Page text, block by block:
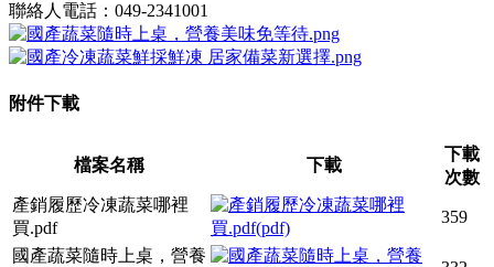
聯絡人電話：049-2341001
附件下載
檔案名稱 下載
下載
次數
產銷履歷冷凍蔬菜哪裡
買.pdf
359
國產蔬菜隨時上桌，營養